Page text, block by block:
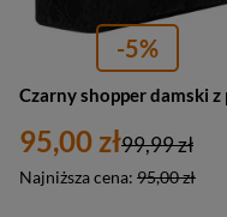
-5%
95,00 zł
Najniższa cena: 95,00 zł
99,99 zł